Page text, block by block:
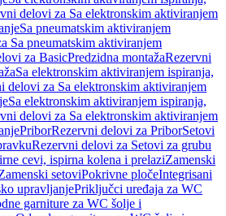
delovi za Sa elektronskim aktiviranjem
Sa pneumatskim aktiviranjem
Sa pneumatskim aktiviranjem
za BasicPredzidna montažaRezervni
Sa elektronskim aktiviranjem ispiranja,
delovi za Sa elektronskim aktiviranjem
Sa elektronskim aktiviranjem ispiranja,
delovi za Sa elektronskim aktiviranjem
PriborRezervni delovi za PriborSetovi
Rezervni delovi za Setovi za grubu
cevi, ispirna kolena i prelaziZamenski
setoviPokrivne pločeIntegrisani
upravljanjePriključci uređaja za WC
garniture za WC šolje i